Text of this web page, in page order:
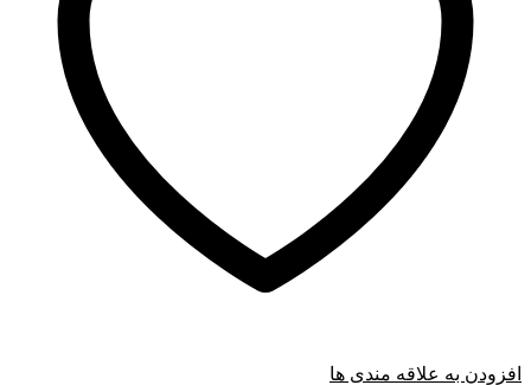
افزودن به علاقه مندی ها